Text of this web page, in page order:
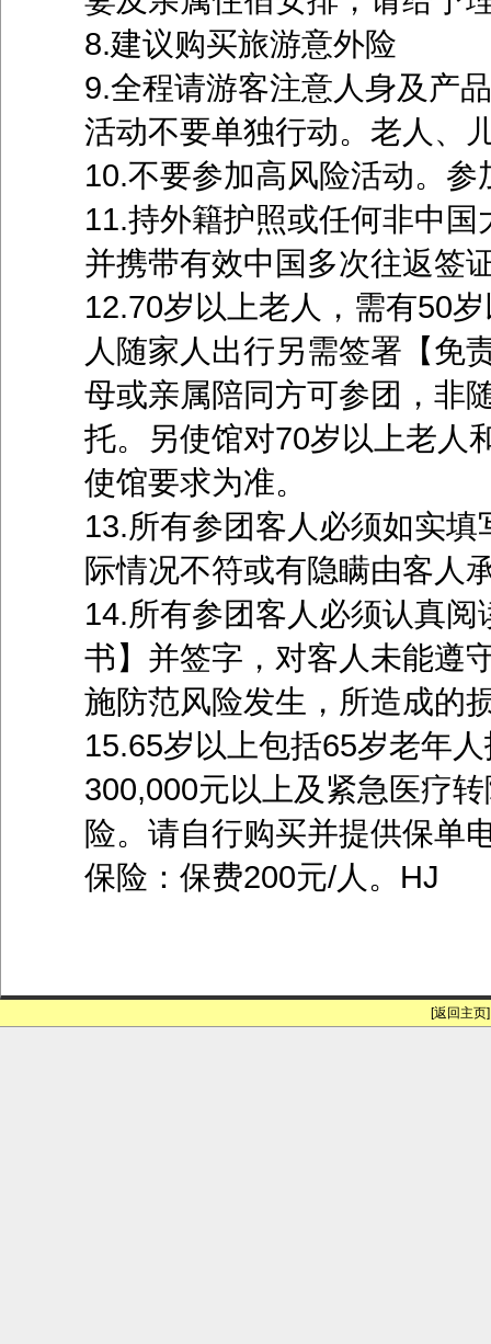
8.建议购买旅游意外险
9.全程请游客注意人身及产
活动不要单独行动。老人、
10.不要参加高风险活动。
11.持外籍护照或任何非中
并携带有效中国多次往返签
12.70岁以上老人，需有50
人随家人出行另需签署【免
母或亲属陪同方可参团，非
托。另使馆对70岁以上老人
使馆要求为准。
13.所有参团客人必须如实
际情况不符或有隐瞒由客人
14.所有参团客人必须认真
书】并签字，对客人未能遵
施防范风险发生，所造成的
15.65岁以上包括65岁老年
300,000元以上及紧急医疗
险。请自行购买并提供保单
保险：保费200元/人。HJ
[返回主页]